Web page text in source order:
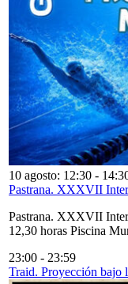
10 agosto: 12:30 -
Pastrana. XXXVII
Pastrana. XXXVII
12,30 horas Piscina
23:00 - 23:59
Traid. Proyección bajo